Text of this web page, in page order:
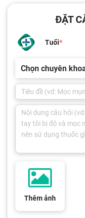
ĐẶT
Tuổi
Chọn chuyên
Thêm ảnh